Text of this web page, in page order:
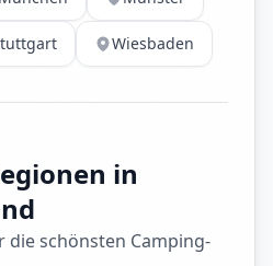
Wiesbaden
in
schönsten Camping-